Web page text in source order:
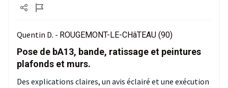
Quentin D. - ROUGEMONT-LE-CHâTEAU (90)
Pose de bA13, bande, ratissage et peintures
plafonds et murs.
Des explications claires, un avis éclairé et une exécution